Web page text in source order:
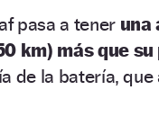
pasa a tener una
km) más que
de la batería, que